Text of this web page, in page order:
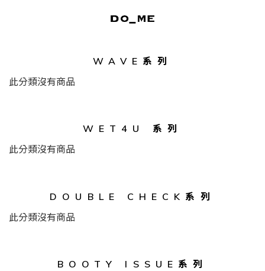
WAVE系列
此分類沒有商品
WET4U 系列
此分類沒有商品
DOUBLE CHECK系列
此分類沒有商品
BOOTY ISSUE系列